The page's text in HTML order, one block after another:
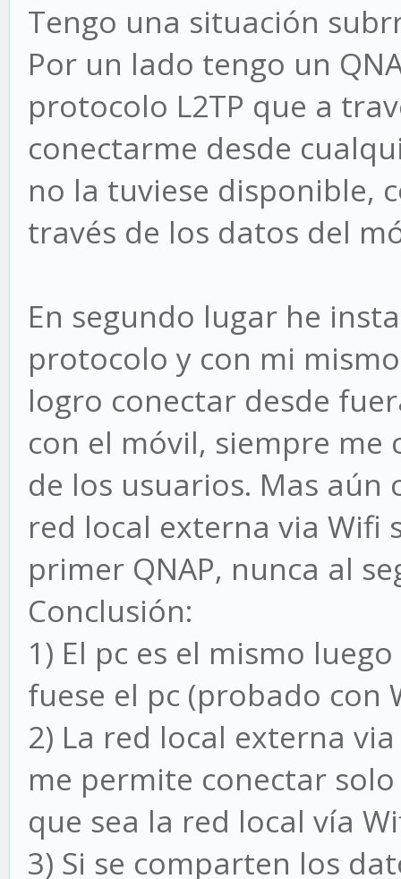
Tengo una situación
Por un lado tengo un
protocolo L2TP que a
conectarme desde
no la tuviese disponible,
través de los datos del
En segundo lugar he
protocolo y con mi
logro conectar desde
con el móvil, siempre
de los usuarios. Mas
red local externa via Wifi
primer QNAP, nunca al
Conclusión:
1) El pc es el mismo
fuese el pc (probado con
2) La red local externa
me permite conectar
que sea la red local vía
3) Si se comparten los